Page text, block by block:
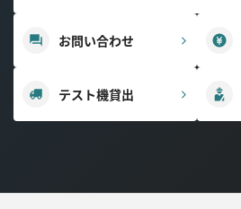
お問い合わせ
テスト機貸出